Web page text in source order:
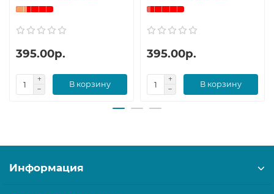
395.00р.
В корзину
395.00р.
В корзину
Информация